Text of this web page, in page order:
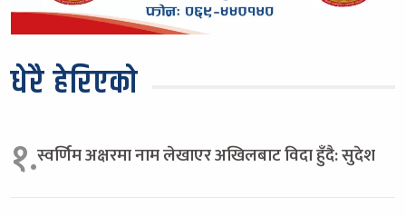
धेरै हेरिएको
१.स्वर्णिम अक्षरमा नाम लेखाएर अखिलबाट विदा हुँदै: सुदेश